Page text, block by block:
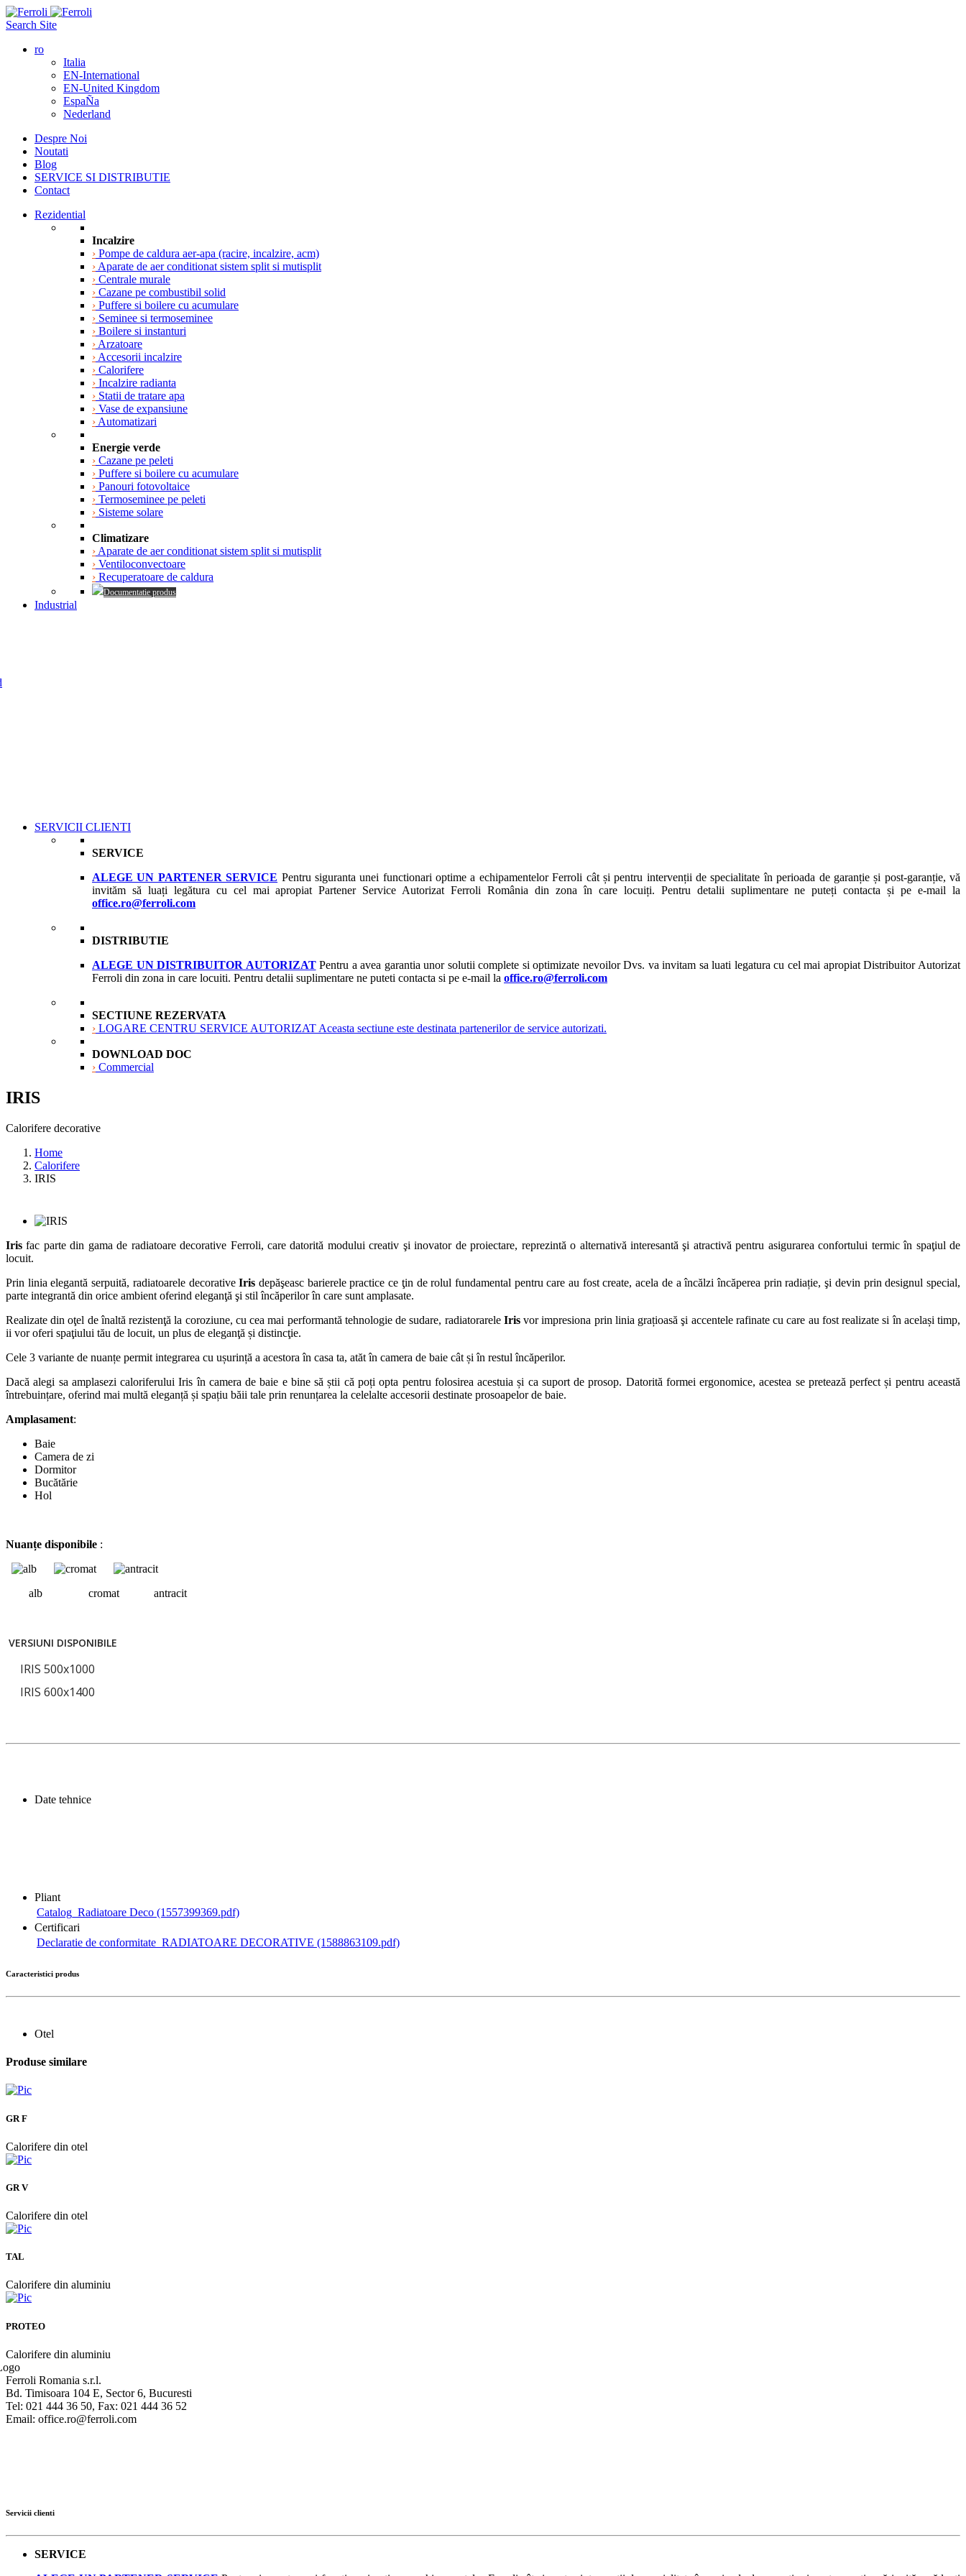
Search Site
ro
Italia
EN-International
EN-United Kingdom
EspaÑa
Nederland
Despre Noi
Noutati
Blog
SERVICE SI DISTRIBUTIE
Contact
Rezidential
Incalzire
› Pompe de caldura aer-apa (racire, incalzire, acm)
› Aparate de aer conditionat sistem split si mutisplit
› Centrale murale
› Cazane pe combustibil solid
› Puffere si boilere cu acumulare
› Seminee si termoseminee
› Boilere si instanturi
› Arzatoare
› Accesorii incalzire
› Calorifere
› Incalzire radianta
› Statii de tratare apa
› Vase de expansiune
› Automatizari
Energie verde
› Cazane pe peleti
› Puffere si boilere cu acumulare
› Panouri fotovoltaice
› Termoseminee pe peleti
› Sisteme solare
Climatizare
› Aparate de aer conditionat sistem split si mutisplit
› Ventiloconvectoare
› Recuperatoare de caldura
Documentatie produs
Industrial
SERVICII CLIENTI
SERVICE
ALEGE UN PARTENER SERVICE Pentru siguranta unei functionari optime a echipamentelor Ferroli cât și pentru intervenții de specialitate în perioada de garanție și post-garanție, vă
invităm să luați legătura cu cel mai apropiat Partener Service Autorizat Ferroli România din zona în care locuiți. Pentru detalii suplimentare ne puteți contacta și pe e-mail la
office.ro@ferroli.com
DISTRIBUTIE
ALEGE UN DISTRIBUITOR AUTORIZAT Pentru a avea garantia unor solutii complete si optimizate nevoilor Dvs. va invitam sa luati legatura cu cel mai apropiat Distribuitor Autorizat
Ferroli din zona in care locuiti. Pentru detalii suplimentare ne puteti contacta si pe e-mail la office.ro@ferroli.com
SECTIUNE REZERVATA
› LOGARE CENTRU SERVICE AUTORIZAT Aceasta sectiune este destinata partenerilor de service autorizati.
DOWNLOAD DOC
› Commercial
IRIS
Calorifere decorative
Home
Calorifere
IRIS
Iris fac parte din gama de radiatoare decorative Ferroli, care datorită modului creativ şi inovator de proiectare, reprezintă o alternativă interesantă şi atractivă pentru asigurarea confortului termic în spaţiul de
locuit.
Prin linia elegantă serpuită, radiatoarele decorativeIris depăşeasc barierele practice ce ţin de rolul fundamental pentru care au fost create, acela de a încălzi încăperea prin radiație, şi devin prin designul special,
parte integrantă din orice ambient oferind eleganţă şi stil încăperilor în care sunt amplasate.
Realizate din oţel de înaltă rezistenţă la coroziune, cu cea mai performantă tehnologie de sudare, radiatorarele Irisvor impresiona prin linia grațioasă şi accentele rafinate cu care au fost realizate si în același timp,
ii vor oferi spaţiului tău de locuit, un plus de eleganţă și distincţie.
Cele 3 variante de nuanțe permit integrarea cu ușurință a acestora în casa ta, atăt în camera de baie cât și în restul încăperilor.
Dacă alegi sa amplasezi caloriferului Iris în camera de baie e bine să știi că poți opta pentru folosirea acestuia și ca suport de prosop. Datorită formei ergonomice, acestea se pretează perfect și pentru această
întrebuințare, oferind mai multă eleganță și spațiu băii tale prin renunțarea la celelalte accesorii destinate prosoapelor de baie.
Amplasament:
Baie
Camera de zi
Dormitor
Bucătărie
Hol
Nuanțe disponibile :
alb cromat antracit
VERSIUNI DISPONIBILE
IRIS 500x1000
IRIS 600x1400
Date tehnice
Pliant
Catalog_Radiatoare Deco (1557399369.pdf)
Certificari
Declaratie de conformitate_RADIATOARE DECORATIVE (1588863109.pdf)
Caracteristici produs
Otel
Produse similare
GR F
Calorifere din otel
GR V
Calorifere din otel
TAL
Calorifere din aluminiu
PROTEO
Calorifere din aluminiu
Ferroli Romania s.r.l.
Bd. Timisoara 104 E, Sector 6, Bucuresti
Tel: 021 444 36 50, Fax: 021 444 36 52
Email: office.ro@ferroli.com
Servicii clienti
SERVICE